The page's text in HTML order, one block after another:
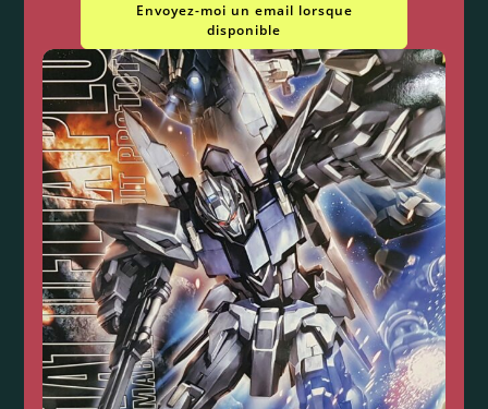
Envoyez-moi un email lorsque
disponible